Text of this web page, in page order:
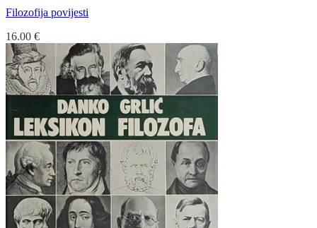
Filozofija povijesti
16.00 €